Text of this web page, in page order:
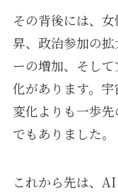
その背後には、
昇、政治参加の
ーの増加、そし
化があります。
変化よりも一歩
でもありました。
これから先は、